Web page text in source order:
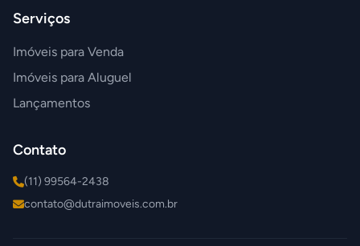
Serviços
Imóveis para Venda
Imóveis para Aluguel
Lançamentos
Contato
(11) 99564-2438
contato@dutraimoveis.com.br